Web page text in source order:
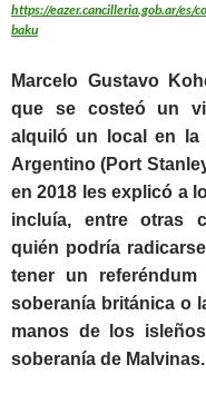
https://eazer.cancilleria.gob.ar/es/
baku
Marcelo Gustavo
que se costeó un
alquiló un local en la
Argentino (Port
en 2018 les explicó a
incluía, entre otras
quién podría
tener un
soberanía británica o
manos de los
soberanía de Malvinas.